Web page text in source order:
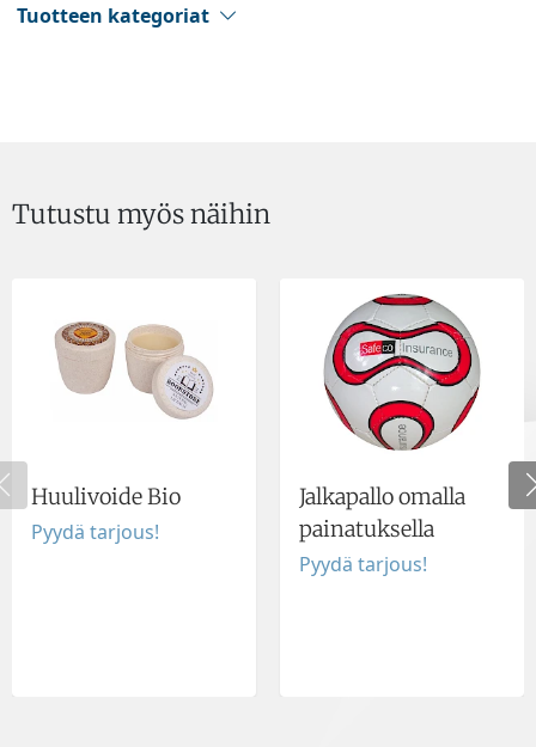
Tuotteen kategoriat
Tutustu myös näihin
Huulivoide Bio
Pyydä tarjous!
Jalkapallo omalla
painatuksella
Pyydä tarjous!